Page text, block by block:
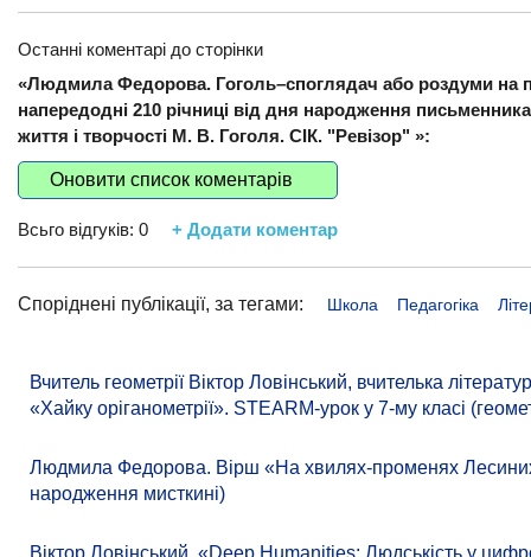
Останні коментарі до сторінки
«Людмила Федорова. Гоголь–споглядач або роздуми на
напередодні 210 річниці від дня народження
життя і творчості М. В. Гоголя. СІК. "Ревізор" »:
Оновити список коментарів
Всьго відгуків: 0 + Додати коментар
Споріднені публікації, за тегами: Школа Педагогіка
Вчитель геометрії Віктор Ловінський, вчителька
«Хайку оріганометрії». STEARM-урок у 7-му класі
Людмила Федорова. Вірш «На хвилях-променях Лесиних
народження мисткині)
Віктор Ловінський. «Deep Humanities: Людськість у